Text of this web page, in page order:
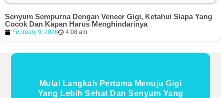
Senyum Sempurna Dengan Veneer Gigi, Ketahui Siapa Yang
Cocok Dan Kapan Harus Menghindarinya
February 9, 2026 4:08 am
Mulai Langkah Pertama Menuju Gigi
Yang Lebih Sehat Dan Senyum Yang